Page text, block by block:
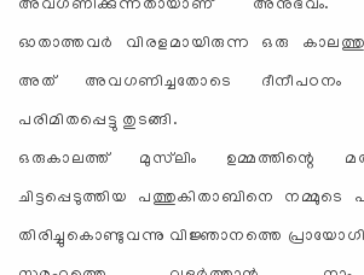
അവഗണിക്കുന്നതായാണ് അനുഭവം.
ഓതാത്തവര്‍ വിരളമായിരുന്ന ഒരു
അത് അവഗണിച്ചതോടെ ദീനീപഠനം
പരിമിതപ്പെട്ടു തുടങ്ങി.
ഒരുകാലത്ത് മുസ്‌ലിം ഉമ്മത്തിന്റെ
ചിട്ടപ്പെടുത്തിയ പത്തുകിതാബിനെ നമ്മുടെ
തിരിച്ചുകൊണ്ടുവന്നു വിജ്ഞാനത്തെ